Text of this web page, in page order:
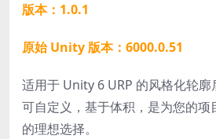
版本：1.0.1
原始 Unity 版本：6000.0.51
适用于 Unity 6 URP 的风格化轮
可自定义，基于体积，是为您的项
的理想选择。